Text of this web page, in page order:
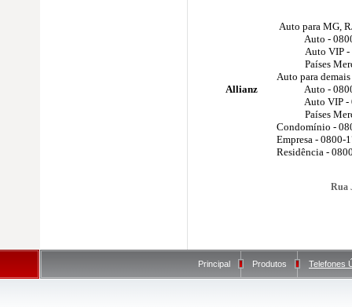
Allianz
Auto para MG,
Auto - 0800
Auto VIP -
Países
Auto para
Auto - 0800
Auto VIP -
Países
Condomínio -
Empresa - 0800-
Residência -
Rua
Principal Produtos Telefones